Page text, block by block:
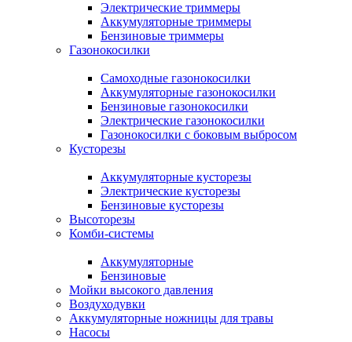
Электрические триммеры
Аккумуляторные триммеры
Бензиновые триммеры
Газонокосилки
Самоходные газонокосилки
Аккумуляторные газонокосилки
Бензиновые газонокосилки
Электрические газонокосилки
Газонокосилки с боковым выбросом
Кусторезы
Аккумуляторные кусторезы
Электрические кусторезы
Бензиновые кусторезы
Высоторезы
Комби-системы
Аккумуляторные
Бензиновые
Мойки высокого давления
Воздуходувки
Аккумуляторные ножницы для травы
Насосы